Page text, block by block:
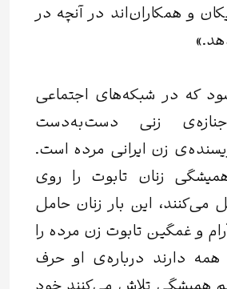
و همکاران‌اند در آنچه در
که در شبکه‌های اجتماعی
زنی دست‌به‌دست
زن ایرانی مرده است.
زنان تابوت را روی
این بار زنان حامل
و غمگین تابوت زن مرده را
همه دارند درباره‌ی او حرف